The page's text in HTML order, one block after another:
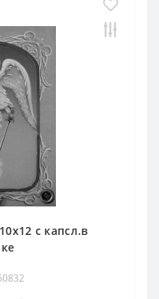
с капсл.в